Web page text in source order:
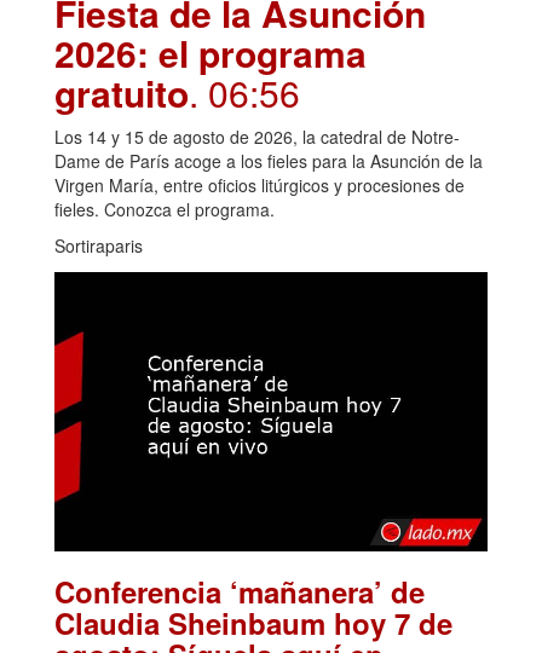
Fiesta de la Asunción
2026: el programa
gratuito. 06:56
Los 14 y 15 de agosto de 2026, la catedral de Notre-
Dame de París acoge a los fieles para la Asunción de la
Virgen María, entre oficios litúrgicos y procesiones de
fieles. Conozca el programa.
Sortiraparis
Conferencia ‘mañanera’ de
Claudia Sheinbaum hoy 7 de